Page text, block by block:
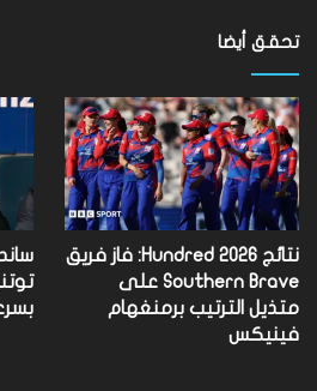
تحقق أيضا
نتائج Hundred 2026: فاز فريق
Southern Brave على
متذيل الترتيب برمنغهام
فينيكس